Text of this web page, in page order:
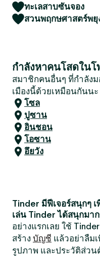
ทะเลสาบซันจอง
สวนพฤกษศาสตร์พยุ
กำลังหาคนโสดใน
สมาชิกคนอื่นๆ ที่กำลัง
เมืองนี้ด้วยเหมือนกันนะ
โซล
ปูซาน
อินชอน
โอซาน
อึยวัง
Tinder มีฟีเจอร์สนุกๆ
เล่น Tinder ได้สนุกมา
อย่างแรกเลย ใช้
สร้าง บัญชี แล้วอย่าลืม
รูปภาพ และประวัติส่ว